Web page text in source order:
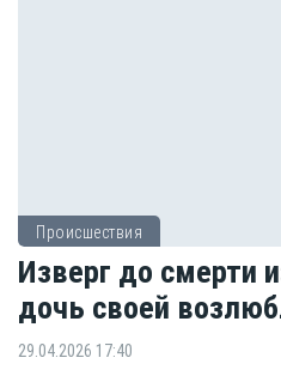
Происшествия
Изверг до смерти
дочь своей
29.04.2026 17:40